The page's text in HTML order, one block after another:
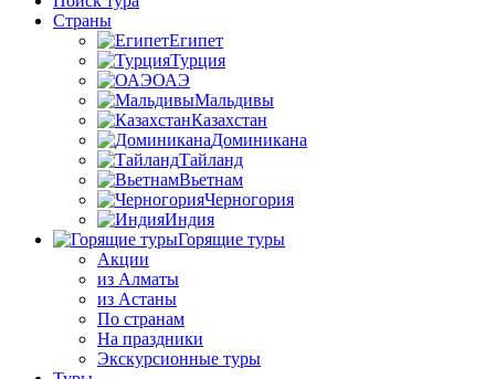
Страны
Египет
Турция
ОАЭ
Мальдивы
Казахстан
Доминикана
Тайланд
Вьетнам
Черногория
Индия
Горящие туры
Акции
из Алматы
из Астаны
По странам
На праздники
Экскурсионные туры